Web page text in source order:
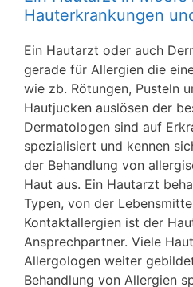
Hauterkrankungen
Ein Hautarzt oder auch
gerade für Allergien die
wie zb. Rötungen, Pusteln
Hautjucken auslösen der
Dermatologen sind auf
spezialisiert und kennen
der Behandlung von
Haut aus. Ein Hautarzt
Typen, von der
Kontaktallergien ist der
Ansprechpartner. Viele
Allergologen weiter
Behandlung von Allergien